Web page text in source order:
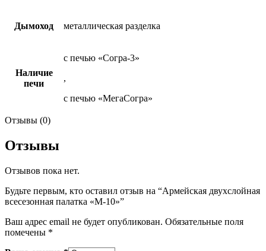
Дымоход металлическая разделка
Наличие
печи
с печью «Согра-3»
,
с печью «МегаСогра»
Отзывы (0)
Отзывы
Отзывов пока нет.
Будьте первым, кто оставил отзыв на “Армейская двухслойная
всесезонная палатка «М-10»”
Ваш адрес email не будет опубликован. Обязательные поля
помечены *